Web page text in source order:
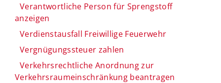
Verantwortliche Person für Sprengstoff
anzeigen
Verdienstausfall Freiwillige Feuerwehr
Vergnügungssteuer zahlen
Verkehrsrechtliche Anordnung zur
Verkehrsraumeinschränkung beantragen